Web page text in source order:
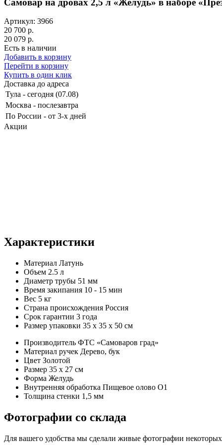
Артикул: 3966
20 700 р.
20 079 р.
Есть в наличии
Добавить в корзину
Перейти в корзину
Купить в один клик
Доставка до адреса
Тула - сегодня (07.08)
Москва - послезавтра
По России - от 3-х дней
Акции
Характеристики
Материал Латунь
Объем 2.5 л
Диаметр трубы 51 мм
Время закипания 10 - 15 мин
Вес 5 кг
Страна происхождения Россия
Срок гарантии 3 года
Размер упаковки 35 х 35 х 50 см
Производитель ФТС «Самоваров град»
Материал ручек Дерево, бук
Цвет Золотой
Размер 35 x 27 см
Форма Желудь
Внутренняя обработка Пищевое олово О1
Толщина стенки 1,5 мм
Фотографии со склада
Для вашего удобства мы сделали живые фотографии